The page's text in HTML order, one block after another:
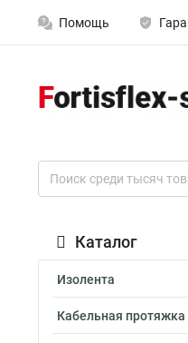
Помощь
Каталог
Изолента
Кабельная протяжка